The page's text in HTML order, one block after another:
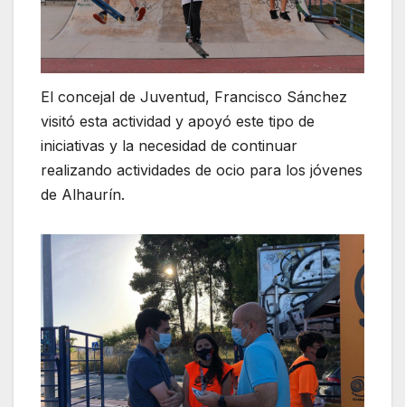
El concejal de Juventud, Francisco Sánchez
visitó esta actividad y apoyó este tipo de
iniciativas y la necesidad de continuar
realizando actividades de ocio para los jóvenes
de Alhaurín.